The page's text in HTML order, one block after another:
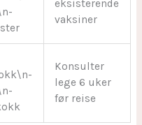
eksisterende
vaksiner
Konsulter
lege 6 uker
før reise